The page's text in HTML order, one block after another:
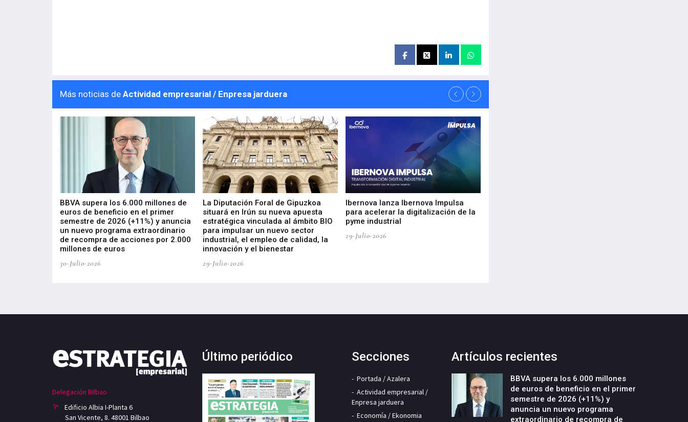
Más noticias de Actividad empresarial / Enpresa jarduera
BBVA supera los 6.000 millones de
euros de beneficio en el primer
semestre de 2026 (+11%) y anuncia
un nuevo programa extraordinario
de recompra de acciones por 2.000
millones de euros
30-Julio-2026
La Diputación Foral de Gipuzkoa
situará en Irún su nueva apuesta
estratégica vinculada al ámbito BIO
para impulsar un nuevo sector
industrial, el empleo de calidad, la
innovación y el bienestar
29-Julio-2026
Ibernova lanza Ibernova Impulsa
para acelerar la digitalización de la
pyme industrial
29-Julio-2026
Delegación Bilbao
Edificio Albia I-Planta 6
San Vicente, 8. 48001 Bilbao
Último periódico Secciones
Portada / Azalera
Actividad empresarial /
Enpresa jarduera
Economía / Ekonomia
Artículos recientes
BBVA supera los 6.000 millones
de euros de beneficio en el primer
semestre de 2026 (+11%) y
anuncia un nuevo programa
extraordinario de recompra de